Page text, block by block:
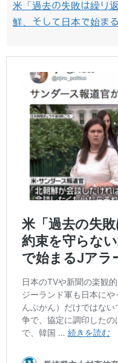
米「過去の失敗は繰り
鮮、そして日本で始ま